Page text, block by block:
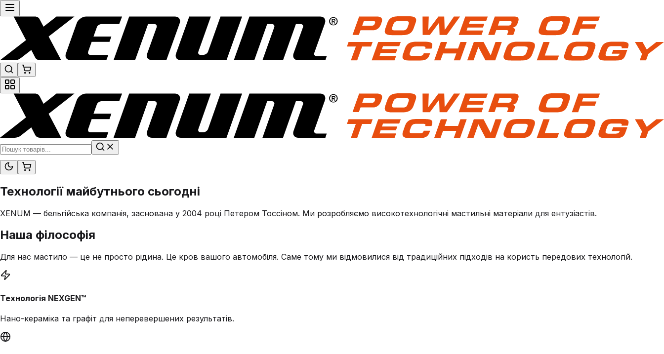
Технології майбутнього сьогодні
XENUM — бельгійська компанія, заснована у 2004 році Петером Тоссіном. Ми розробляємо високотехнологічні мастильні матеріали для ентузіастів.
Наша філософія
Для нас мастило — це не просто рідина. Це кров вашого автомобіля. Саме тому ми відмовилися від традиційних підходів на користь передових технологій.
Технологія NEXGEN™
Нано-кераміка та графіт для неперевершених результатів.